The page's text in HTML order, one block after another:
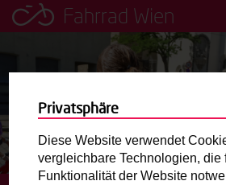
Fahrrad Wien
Leih dir einfach ein Transportfahrrad
Mobilitätsbildung für
Jugendliche
Radweg-Projektkarte
Privatsphäre
Diese Website verwendet
vergleichbare Technologien, die
Funktionalität der Website